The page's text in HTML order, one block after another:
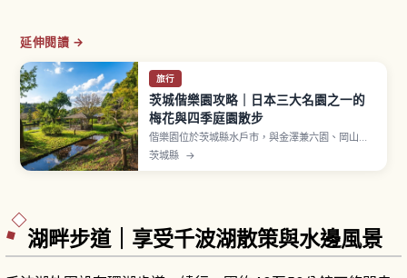
延伸閱讀 →
旅行
茨城偕樂園攻略｜日本三大名園之一的
梅花與四季庭園散步
偕樂園位於茨城縣水戶市，與金澤兼六園、岡山後
樂園並列為「日本三名園」之一。1842年（天保13
茨城縣 →
湖畔步道｜享受千波湖散策與水邊風景